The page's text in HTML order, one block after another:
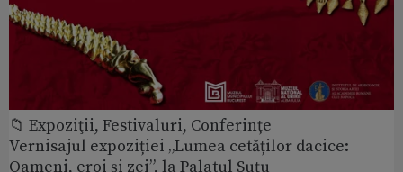
📁 Expoziţii, Festivaluri, Conferințe
Vernisajul expoziției „Lumea cetăților dacice:
Oameni, eroi și zei”, la Palatul Suțu